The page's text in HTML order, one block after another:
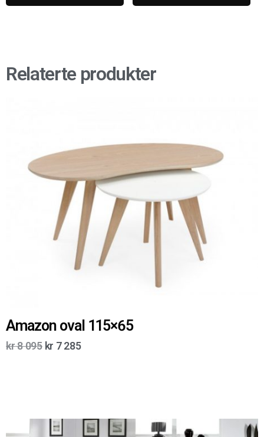
Relaterte produkter
Amazon oval 115×65
kr8 095 kr 7 285